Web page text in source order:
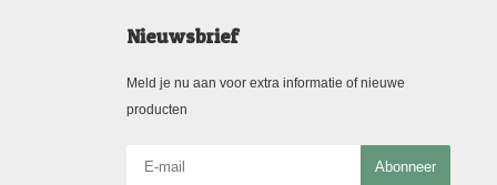
Nieuwsbrief
Meld je nu aan voor extra informatie of nieuwe
producten
Abonneer